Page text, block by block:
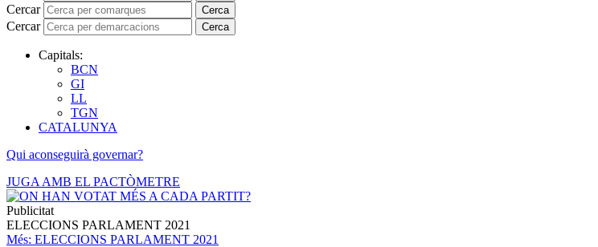
Cercar Cerca
Cercar Cerca
Capitals:
BCN
GI
LL
TGN
CATALUNYA
Qui aconseguirà governar?
JUGA AMB EL PACTÒMETRE
Publicitat
ELECCIONS PARLAMENT 2021
Més: ELECCIONS PARLAMENT 2021